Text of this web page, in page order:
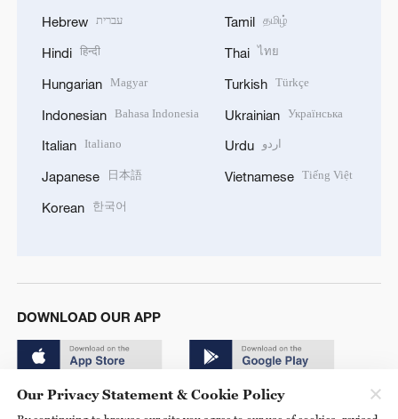
Hebrew עברית
Hindi हिन्दी
Hungarian Magyar
Indonesian Bahasa Indonesia
Italian Italiano
Japanese 日本語
Korean 한국어
Tamil தமிழ்
Thai ไทย
Turkish Türkçe
Ukrainian Українська
Urdu اردو
Vietnamese Tiếng Việt
DOWNLOAD OUR APP
Our Privacy Statement & Cookie Policy